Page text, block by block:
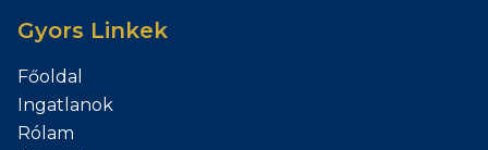
Gyors Linkek
Főoldal
Ingatlanok
Rólam